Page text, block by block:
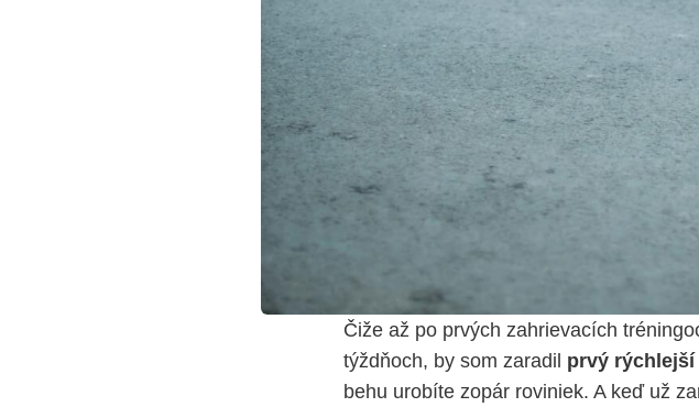
Čiže až po prvých zahrievacích
týždňoch, by som zaradil prvý rýchlejší
behu urobíte zopár roviniek. A keď už